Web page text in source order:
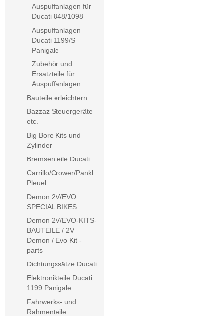
Auspuffanlagen für
Ducati 848/1098
Auspuffanlagen
Ducati 1199/S
Panigale
Zubehör und
Ersatzteile für
Auspuffanlagen
Bauteile erleichtern
Bazzaz Steuergeräte
etc.
Big Bore Kits und
Zylinder
Bremsenteile Ducati
Carrillo/Crower/Pankl
Pleuel
Demon 2V/EVO
SPECIAL BIKES
Demon 2V/EVO-KITS-
BAUTEILE / 2V
Demon / Evo Kit -
parts
Dichtungssätze Ducati
Elektronikteile Ducati
1199 Panigale
Fahrwerks- und
Rahmenteile